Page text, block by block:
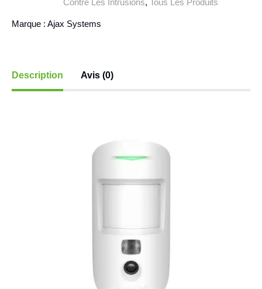
Contre Les Intrusions, Tous Les Produits
Marque : Ajax Systems
Description Avis (0)